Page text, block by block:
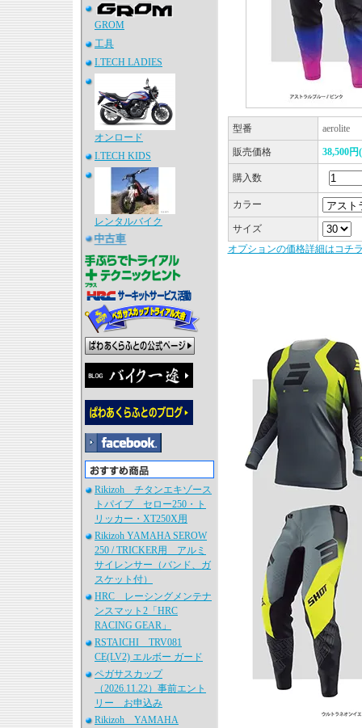
GROM
工具
I.TECH LADIES
オンロード
I.TECH KIDS
レンタルバイク
Rikizoh チタンエキゾース
トパイプ セロー250・ト
リッカー・XT250X用
Rikizoh YAMAHA SEROW
250 / TRICKER用 アルミ
サイレンサー（バンド、ガ
スケット付）
HRC レーシングメンテナ
ンスマット2「HRC
RACING GEAR」
RSTAICHI TRV081
CE(LV2) エルボー ガード
ペガサスカップ
（2026.11.22）事前エント
リー お申込み
Rikizoh YAMAHA
型番 aerolite
販売価格 38,500円
購入数
カラー
サイズ
オプションの価格詳細はコチ